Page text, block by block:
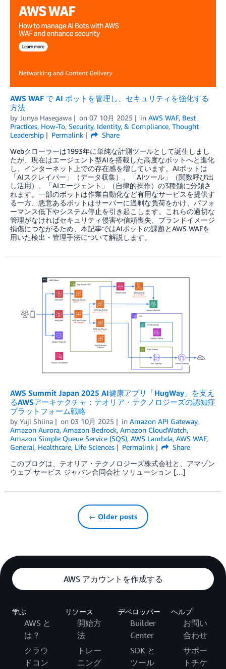
AWS WAF で AI ボットを管理し、セキュリティを強化する
方法
by Junya Hasegawa on 07 10月 2025 in AWS WAF, Best
Practices, How-To, Security, Identity, & Compliance, Thought
Leadership
Permalink
Share
Webクローラーは1993年に単純な計測ツールとして誕生しまし
たが、現在はエージェント型AIを搭載した高度なボットへと進化
し、インターネット上での存在感を増しています。AIボットは
「AIスクレイパー」（データ収集）、「AIツール」（関数呼び出
し活用）、「AIエージェント」（自律的操作）の3種類に分類さ
れます。一部のボットは作業自動化など有用なサービスを提供す
る一方、悪意あるボットはサーバーに過剰な負荷をかけ、パフォ
ーマンス低下やシステム停止を引き起こします。これらの適切な
管理がなければセキュリティ侵害や信頼喪失、ブランドイメージ
損傷につながるため、本記事ではAIボットの課題とAWS WAFを
用いた検出・管理手法について解説します。
AWS Summit Japan 2025 AI健康アプリ「HugWay」を支え
るAWSアーキテクチャ：テオリア・テクノロジーズの認知症
プラットフォーム戦略
by Yuji Shiina on 03 10月 2025 in Amazon API Gateway,
Amazon Aurora, Amazon Bedrock, Amazon CloudWatch,
Amazon Simple Queue Service (SQS), AWS Lambda, AWS WAF,
General, Healthcare, Life Sciences Permalink
Share
このブログは、テオリア・テクノロジーズ株式会社と、アマゾン
ウェブ サービス ジャパン合同会社 ソリューション […]
← Older posts
AWS アカウントを作成する
学ぶ
AWS と
は？
クラウ
ドコン
リソース
開始方
法
トレー
ニング
デベロッパー
Builder
Center
SDK と
ツール
ヘルプ
お問い
合わせ
サポー
トチケ